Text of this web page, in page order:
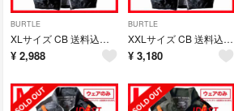
BURTLE
XLサイズ CB 送料込み BURTLE AIR CRAFT
¥ 2,988
BURTLE
XXLサイズ CB 送料込み BURTLE AIR CRAFT
¥ 3,180